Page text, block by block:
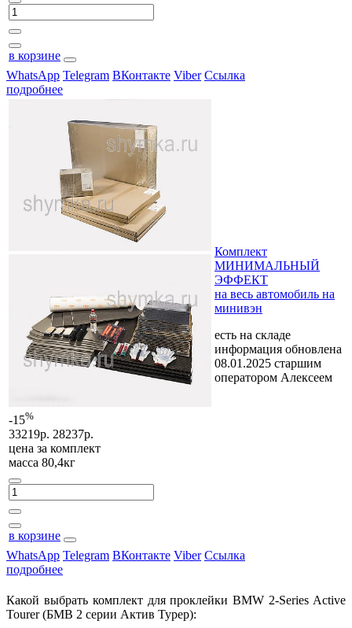
в корзине
WhatsApp Telegram ВКонтакте Viber Ссылка
подробнее
-15%
33219р. 28237р.
цена за комплект
масса 80,4кг
в корзине
Комплект
МИНИМАЛЬНЫЙ
ЭФФЕКТ
на весь автомобиль на
минивэн
есть на складе
информация обновлена
08.01.2025 старшим
оператором Алексеем
WhatsApp Telegram ВКонтакте Viber Ссылка
подробнее
Какой выбрать комплект для проклейки BMW 2-Series Active
Tourer (БМВ 2 серии Актив Турер):